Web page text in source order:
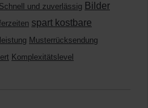
Schnell und zuverlässig Bilder
spart kostbare
Musterrücksendung
Komplexitätslevel